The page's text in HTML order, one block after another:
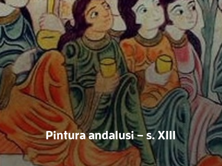
Pintura andalusi – s. XIII